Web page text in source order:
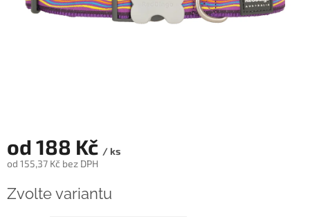
od 188 Kč / ks
od 155,37 Kč bez DPH
cena:
Zvolte variantu